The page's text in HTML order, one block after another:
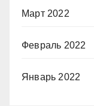
Март 2022
Февраль 2022
Январь 2022